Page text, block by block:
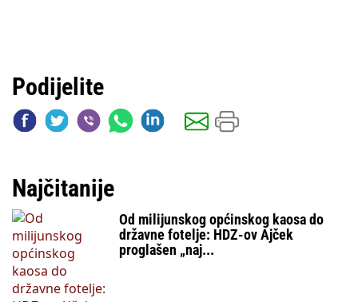
Podijelite
Najčitanije
Od milijunskog općinskog kaosa do
državne fotelje: HDZ-ov Ajček
proglašen „naj...